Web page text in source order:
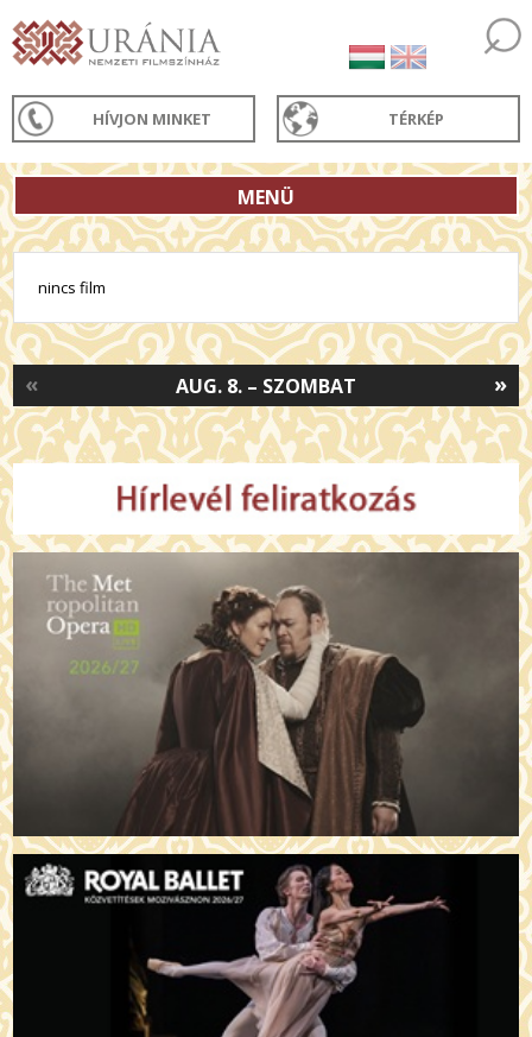
HÍVJON MINKET TÉRKÉP
MENÜ
nincs film
»
AUG. 8. – SZOMBAT
«